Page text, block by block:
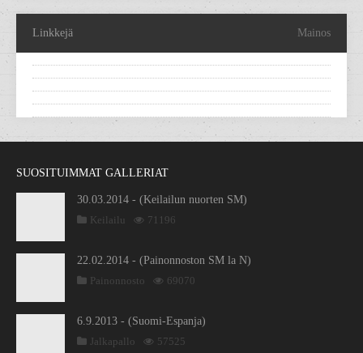
Linkkejä Mainos
SUOSITUIMMAT GALLERIAT
30.03.2014 - (Keilailun nuorten SM)
Keilailu
71196
22.02.2014 - (Painonnoston SM la N)
Painonnosto
69070
6.9.2013 - (Suomi-Espanja)
Jalkapallo
57525